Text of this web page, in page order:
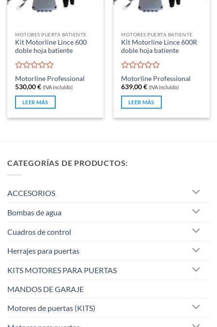
MOTORES PUERTA BATIENTE
Kit Motorline Lince 600
doble hoja batiente
Valorado
con
0
de
5
Motorline Professional
530,00€ (IVA incluido)
LEER MÁS
MOTORES PUERTA BATIENTE
Kit Motorline Lince 600R
doble hoja batiente
Valorado
con
0
de
5
Motorline Professional
639,00€ (IVA incluido)
LEER MÁS
CATEGORÍAS DE PRODUCTOS:
ACCESORIOS
Bombas de agua
Cuadros de control
Herrajes para puertas
KITS MOTORES PARA PUERTAS
MANDOS DE GARAJE
Motores de puertas (KITS)